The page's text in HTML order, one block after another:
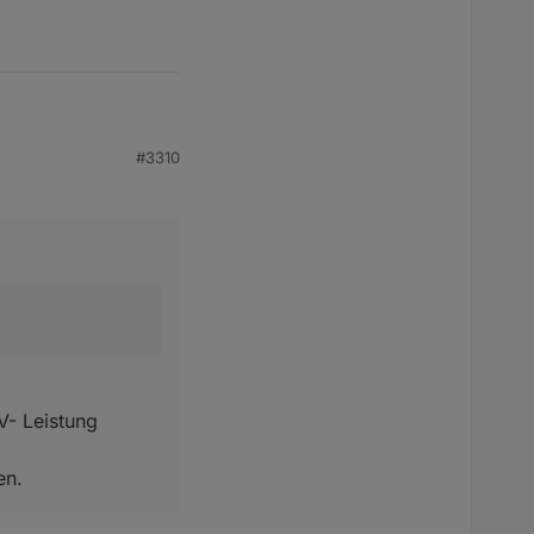
Batterie
vorhersagt.
#3310
Leistung